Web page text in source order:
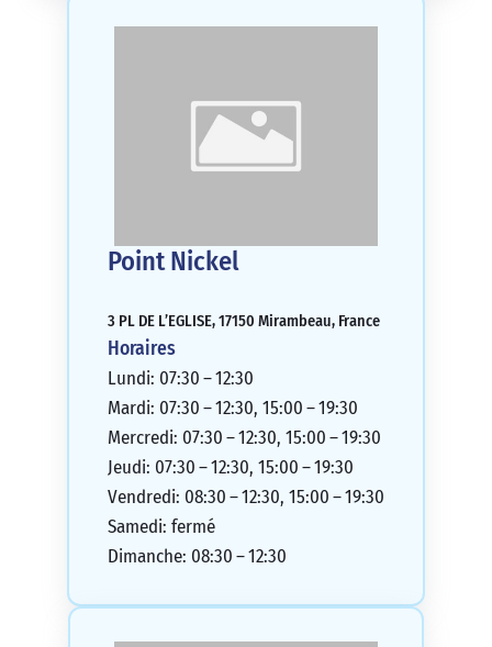
Point Nickel
3 PL DE L’EGLISE, 17150 Mirambeau, France
Horaires
Lundi: 07:30 – 12:30
Mardi: 07:30 – 12:30, 15:00 – 19:30
Mercredi: 07:30 – 12:30, 15:00 – 19:30
Jeudi: 07:30 – 12:30, 15:00 – 19:30
Vendredi: 08:30 – 12:30, 15:00 – 19:30
Samedi: fermé
Dimanche: 08:30 – 12:30